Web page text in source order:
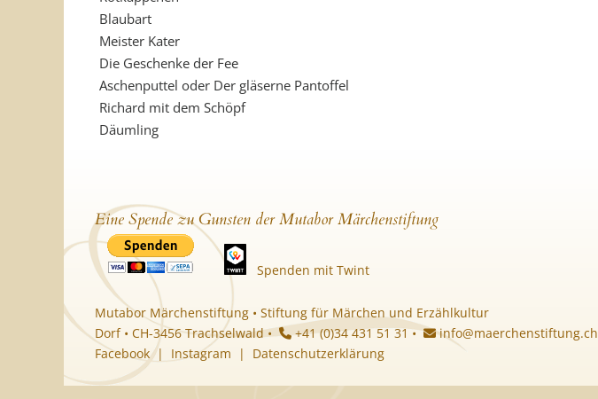
Blaubart
Meister Kater
Die Geschenke der Fee
Aschenputtel oder Der gläserne Pantoffel
Richard mit dem Schöpf
Däumling
Eine Spende zu Gunsten der Mutabor Märchenstiftung
Spenden mit Twint
Mutabor Märchenstiftung • Stiftung für Märchen und Erzählkultur
Dorf • CH-3456 Trachselwald •
+41 (0)34 431 51 31 • info@maerchenstiftung.ch
Facebook| Instagram | Datenschutzerklärung